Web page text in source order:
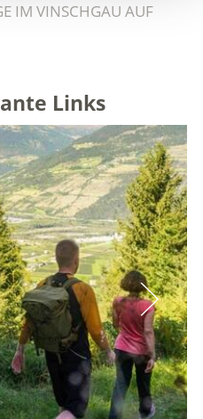
IM VINSCHGAU AUF
Links